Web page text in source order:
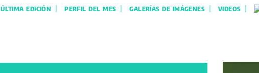
ÚLTIMA EDICIÓN PERFIL DEL MES GALERÍAS DE IMÁGENES VIDEOS